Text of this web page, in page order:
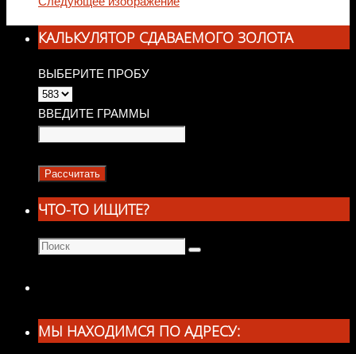
КАЛЬКУЛЯТОР СДАВАЕМОГО ЗОЛОТА
ВЫБЕРИТЕ ПРОБУ
ВВЕДИТЕ ГРАММЫ
ЧТО-ТО ИЩИТЕ?
Что
Поиск
МЫ НАХОДИМСЯ ПО АДРЕСУ: